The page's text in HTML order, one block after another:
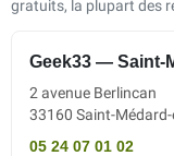
gratuits, la plupart des
Geek33 — Saint-
2 avenue Berlincan
33160 Saint-
05 24 07 01 02